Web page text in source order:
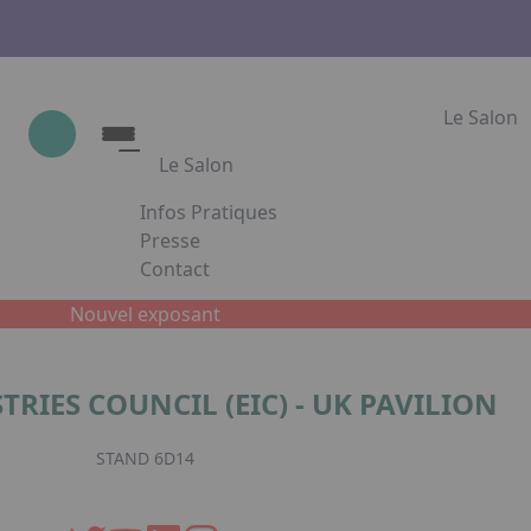
Le Salon
Le Salon
Le Salon
Show Industrie
Partenaires
Show Industrie en images
Infos Pratiques
Presse
Contact
Appuyez sur Entrée pour ouvrir le lien.
Facebook
Nouvel exposant
COUNCIL (EIC) - UK PAVILION
STAND 6D14